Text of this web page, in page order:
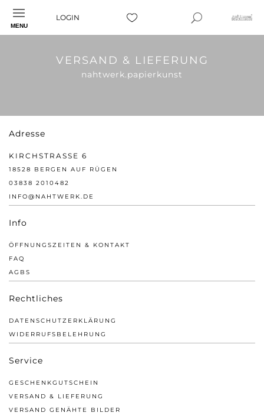
MENU
LOGIN
VERSAND & LIEFERUNG
nahtwerk.papierkunst
Adresse
KIRCHSTRASSE 6
18528 BERGEN AUF RÜGEN
03838 2010482
INFO@NAHTWERK.DE
Info
ÖFFNUNGSZEITEN & KONTAKT
FAQ
AGBS
Rechtliches
DATENSCHUTZERKLÄRUNG
WIDERRUFSBELEHRUNG
Service
GESCHENKGUTSCHEIN
VERSAND & LIEFERUNG
VERSAND GENÄHTE BILDER